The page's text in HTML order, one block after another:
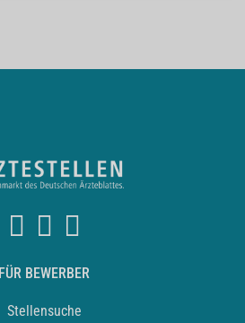
FÜR BEWERBER
Stellensuche